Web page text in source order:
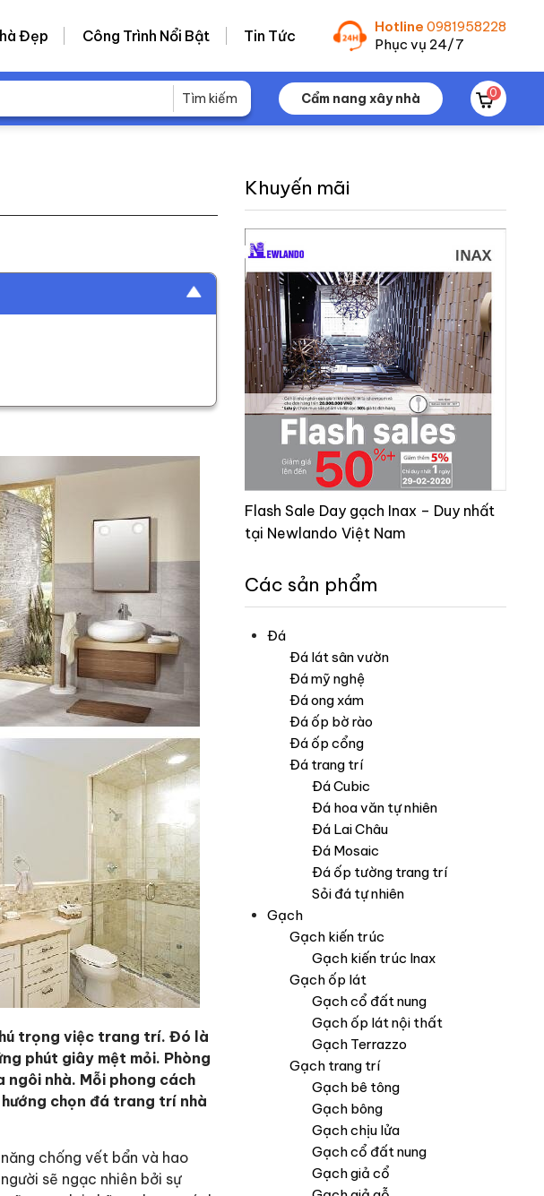
Đẹp Công Trình Nổi Bật Tin Tức
Hotline 0981958228
Phục vụ 24/7
Cẩm nang xây nhà 0
trọng việc trang trí. Đó là
phút giây mệt mỏi. Phòng
nhà. Mỗi phong cách
chọn đá trang trí nhà
chống vết bẩn và hao
sẽ ngạc nhiên bởi sự
Khuyến mãi
Flash Sale Day gạch Inax – Duy nhất
tại Newlando Việt Nam
Các sản phẩm
Đá
Đá lát sân vườn
Đá mỹ nghệ
Đá ong xám
Đá ốp bờ rào
Đá ốp cổng
Đá trang trí
Đá Cubic
Đá hoa văn tự nhiên
Đá Lai Châu
Đá Mosaic
Đá ốp tường trang trí
Sỏi đá tự nhiên
Gạch
Gạch kiến trúc
Gạch kiến trúc Inax
Gạch ốp lát
Gạch cổ đất nung
Gạch ốp lát nội thất
Gạch Terrazzo
Gạch trang trí
Gạch bê tông
Gạch bông
Gạch chịu lửa
Gạch cổ đất nung
Gạch giả cổ